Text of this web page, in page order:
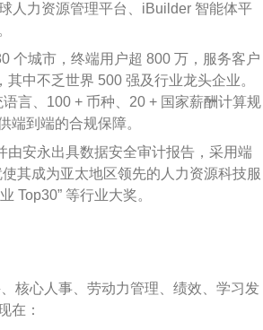
人力资源管理平台、iBuilder 智能体平
个城市，终端用户超 800 万，服务客户
中不乏世界 500 强及行业龙头企业。
言、100 + 币种、20 + 国家薪酬计算规
端到端的合规保障。
安永出具数据安全审计报告，采用端
其成为亚太地区领先的人力资源科技服
Top30” 等行业大奖。
核心人事、劳动力管理、绩效、学习发
在：